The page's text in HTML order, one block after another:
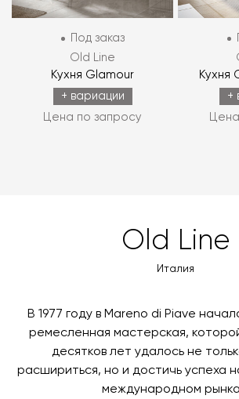
Под заказ
Old Line
Кухня Glamour
+ вариации
Цена по запросу
Кухня
+
Old Line
Италия
В 1977 году в Mareno di Piave
ремесленная мастерская,
десятков лет удалось не
расшириться, но и достичь успеха
международном